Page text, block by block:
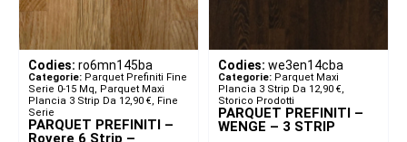
Codies: ro6mn145ba
Categorie: Parquet Prefiniti Fine
Serie 0-15 Mq, Parquet Maxi
Plancia 3 Strip Da 12,90 €, Fine
Serie
PARQUET PREFINITI –
Rovere 6 Strip –
Codies: we3en14cba
Categorie: Parquet Maxi
Plancia 3 Strip Da 12,90 €,
Storico Prodotti
PARQUET PREFINITI –
WENGE – 3 STRIP